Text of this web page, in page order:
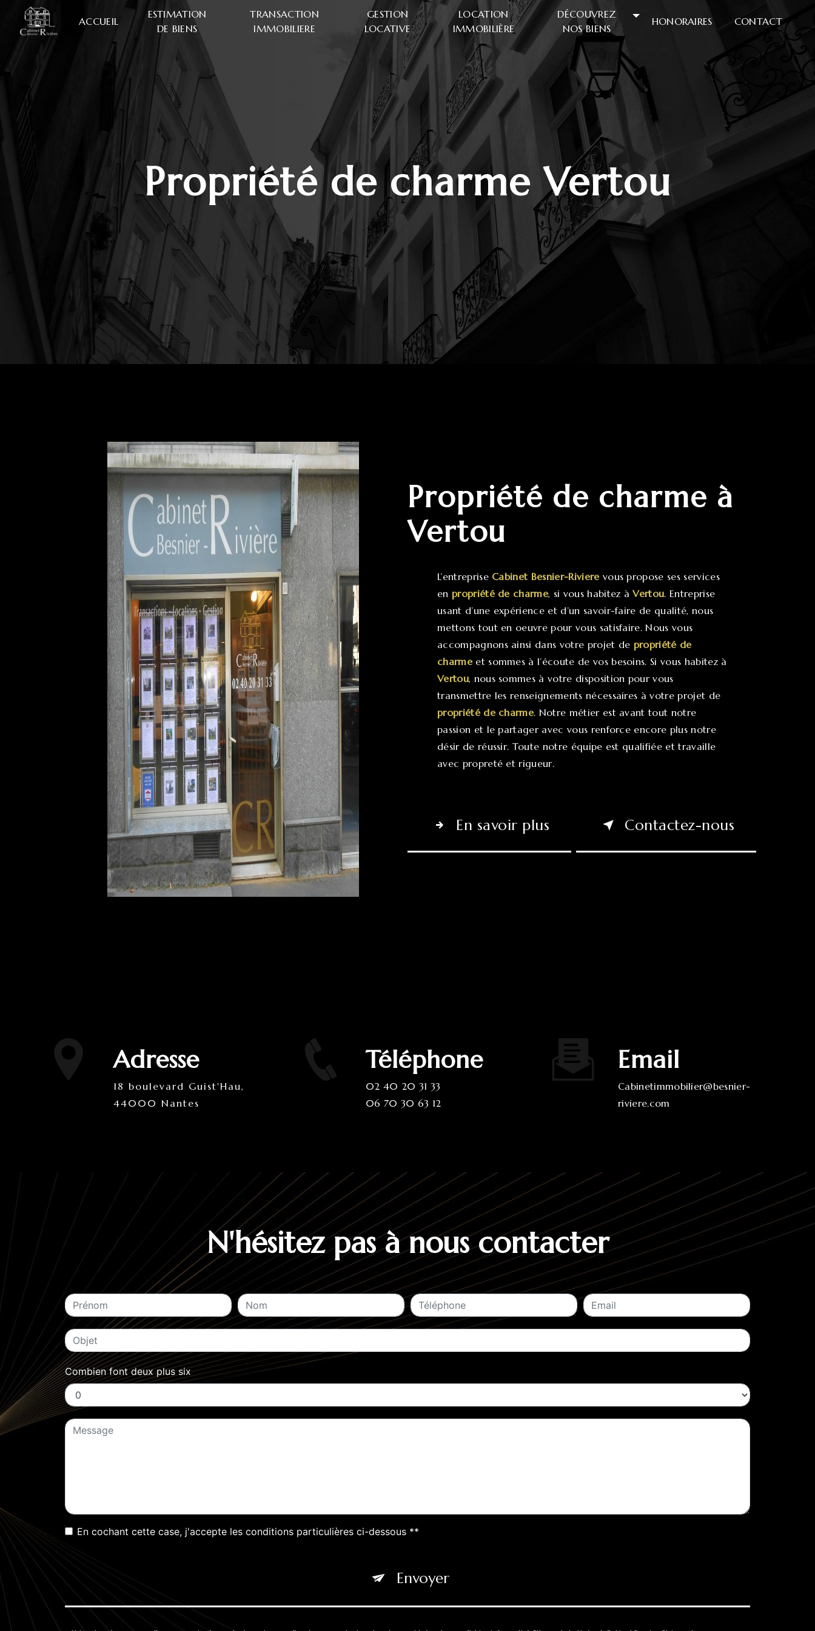
ACCUEIL
ESTIMATION
DE BIENS
TRANSACTION
IMMOBILIERE
GESTION
LOCATIVE
LOCATION
IMMOBILIÈRE
DÉCOUVREZ
NOS BIENS
HONORAIRES CONTACT
propriété de charme Vertou
propriété de charme à
Vertou
L’entreprise Cabinet Besnier-Riviere vous propose ses services
en propriété de charme, si vous habitez àVertou. Entreprise
usant d’une expérience et d’un savoir-faire de qualité, nous
mettons tout en oeuvre pour vous satisfaire. Nous vous
accompagnons ainsi dans votre projet de propriété de
charmeet sommes à l’écoute de vos besoins. Si vous habitez à
Vertou, nous sommes à votre disposition pour vous
transmettre les renseignements nécessaires à votre projet de
propriété de charme. Notre métier est avant tout notre
passion et le partager avec vous renforce encore plus notre
désir de réussir. Toute notre équipe est qualifiée et travaille
avec propreté et rigueur.
En savoir plus Contactez-nous
Adresse
18 boulevard Guist'Hau,
44000 Nantes
Téléphone
02 40 20 31 33
06 70 30 63 12
Email
cabinetimmobilier@besnier-
riviere.com
N'hésitez pas à nous contacter
Combien font deux plus six
En cochant cette case, j'accepte les conditions particulières ci-dessous **
Envoyer
Panneau de gestion des cookies